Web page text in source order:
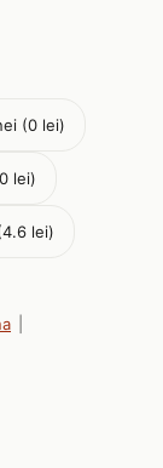
(0 lei)
lei)
lei)